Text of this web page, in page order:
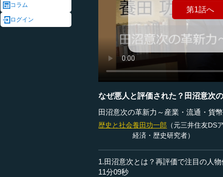
コラム
ログイン
第1話へ
なぜ悪人と評価された？田沼意次
田沼意次の革新力～産業・流通・貨
歴史と社会養田功一郎 （元三井住友DS
経済・歴史研究者）
1.田沼意次とは？再評価で注目の人
11分09秒